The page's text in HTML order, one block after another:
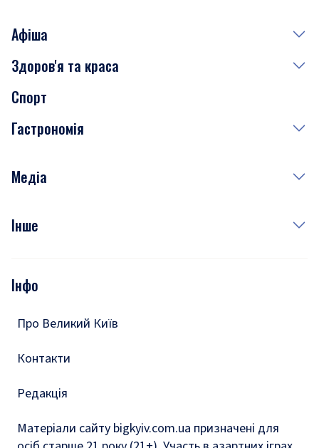
Афіша
Сьогодні
Завтра
Субота
Здоров'я та краса
Медицина
Краса
Спорт
Гастрономія
Рецепти
Медіа
Фото
Подкасти
Інше
Тести
Інфо
Про Великий Київ
Контакти
Редакція
Матеріали сайту bigkyiv.com.ua призначені для